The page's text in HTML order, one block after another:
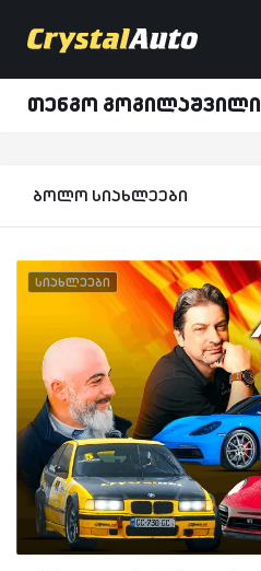
თენგო გოგილაშვილი
ბოლო სიახლეები
სიახლეები